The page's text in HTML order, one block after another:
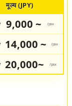
मूल्य (JPY)
9,000 ~ /pax
14,000 ~ /pax
20,000~ /pax